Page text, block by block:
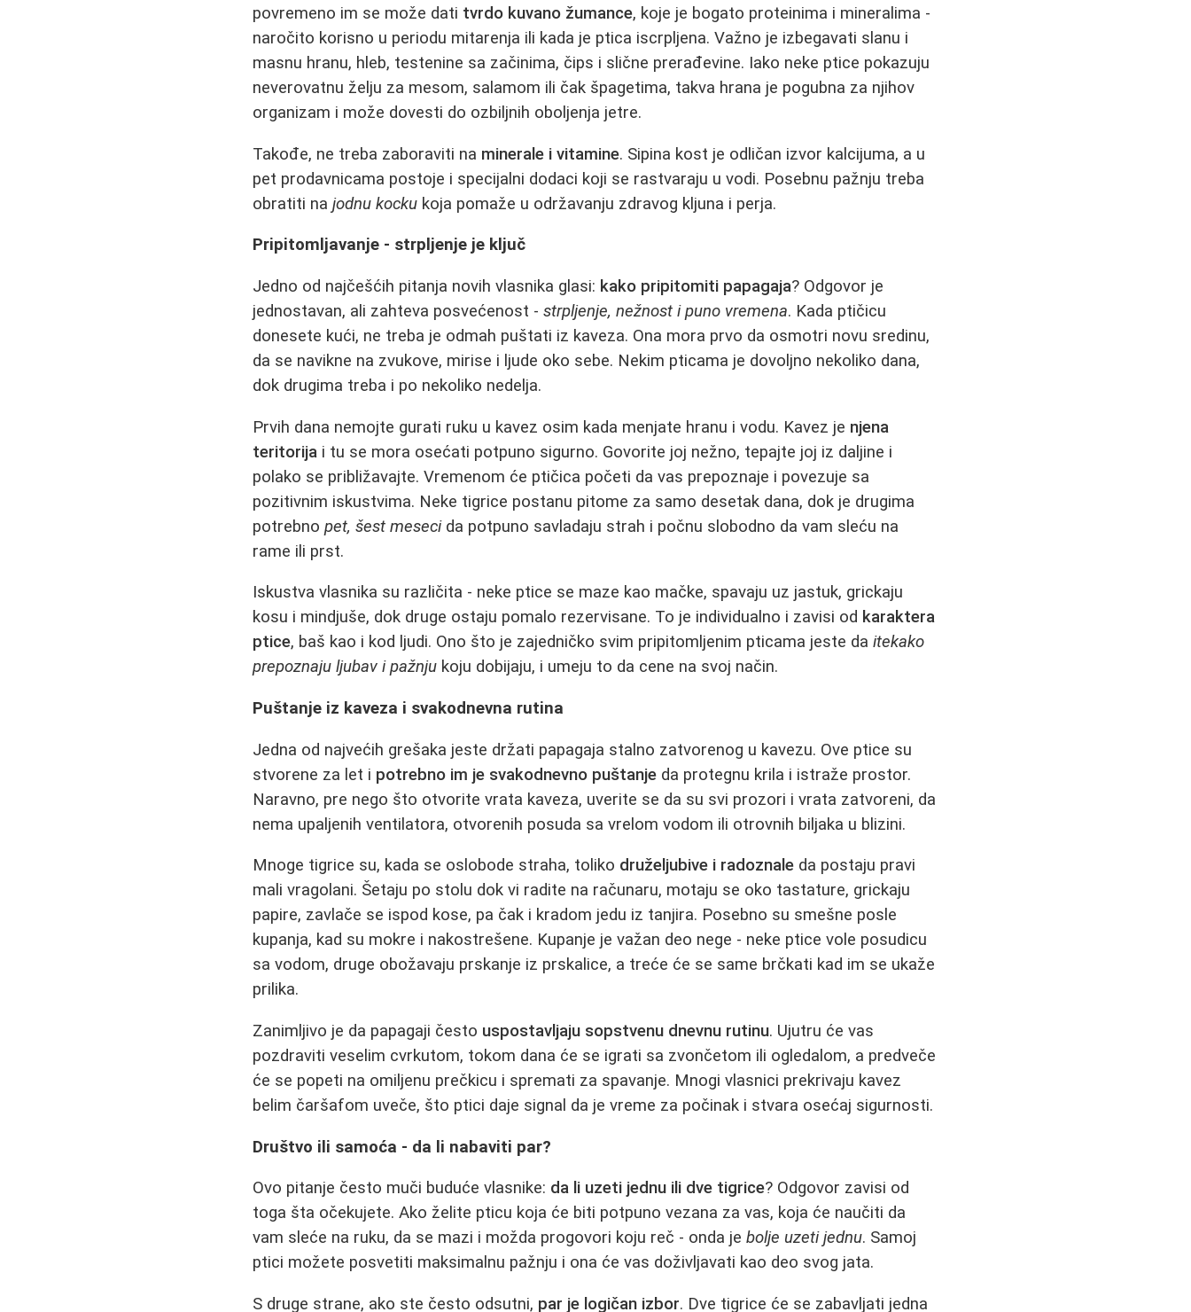
povremeno im se može dati tvrdo kuvano žumance, koje je bogato proteinima i mineralima -
naročito korisno u periodu mitarenja ili kada je ptica iscrpljena. Važno je izbegavati slanu i
masnu hranu, hleb, testenine sa začinima, čips i slične prerađevine. Iako neke ptice pokazuju
neverovatnu želju za mesom, salamom ili čak špagetima, takva hrana je pogubna za njihov
organizam i može dovesti do ozbiljnih oboljenja jetre.
Takođe, ne treba zaboraviti na minerale i vitamine. Sipina kost je odličan izvor kalcijuma, a u
pet prodavnicama postoje i specijalni dodaci koji se rastvaraju u vodi. Posebnu pažnju treba
obratiti najodnu kocku koja pomaže u održavanju zdravog kljuna i perja.
Pripitomljavanje - strpljenje je ključ
Jedno od najčešćih pitanja novih vlasnika glasi: kako pripitomiti papagaja? Odgovor je
jednostavan, ali zahteva posvećenost -strpljenje, nežnost i puno vremena. Kada ptičicu
donesete kući, ne treba je odmah puštati iz kaveza. Ona mora prvo da osmotri novu sredinu,
da se navikne na zvukove, mirise i ljude oko sebe. Nekim pticama je dovoljno nekoliko dana,
dok drugima treba i po nekoliko nedelja.
Prvih dana nemojte gurati ruku u kavez osim kada menjate hranu i vodu. Kavez je njena
teritorija i tu se mora osećati potpuno sigurno. Govorite joj nežno, tepajte joj iz daljine i
polako se približavajte. Vremenom će ptičica početi da vas prepoznaje i povezuje sa
pozitivnim iskustvima. Neke tigrice postanu pitome za samo desetak dana, dok je drugima
potrebnopet, šest mesecida potpuno savladaju strah i počnu slobodno da vam sleću na
rame ili prst.
Iskustva vlasnika su različita - neke ptice se maze kao mačke, spavaju uz jastuk, grickaju
kosu i mindjuše, dok druge ostaju pomalo rezervisane. To je individualno i zavisi od karaktera
ptice, baš kao i kod ljudi. Ono što je zajedničko svim pripitomljenim pticama jeste daitekako
prepoznaju ljubav i pažnju koju dobijaju, i umeju to da cene na svoj način.
Puštanje iz kaveza i svakodnevna rutina
Jedna od najvećih grešaka jeste držati papagaja stalno zatvorenog u kavezu. Ove ptice su
stvorene za let i potrebno im je svakodnevno puštanje da protegnu krila i istraže prostor.
Naravno, pre nego što otvorite vrata kaveza, uverite se da su svi prozori i vrata zatvoreni, da
nema upaljenih ventilatora, otvorenih posuda sa vrelom vodom ili otrovnih biljaka u blizini.
Mnoge tigrice su, kada se oslobode straha, toliko druželjubive i radoznale da postaju pravi
mali vragolani. Šetaju po stolu dok vi radite na računaru, motaju se oko tastature, grickaju
papire, zavlače se ispod kose, pa čak i kradom jedu iz tanjira. Posebno su smešne posle
kupanja, kad su mokre i nakostrešene. Kupanje je važan deo nege - neke ptice vole posudicu
sa vodom, druge obožavaju prskanje iz prskalice, a treće će se same brčkati kad im se ukaže
prilika.
Zanimljivo je da papagaji često uspostavljaju sopstvenu dnevnu rutinu. Ujutru će vas
pozdraviti veselim cvrkutom, tokom dana će se igrati sa zvončetom ili ogledalom, a predveče
će se popeti na omiljenu prečkicu i spremati za spavanje. Mnogi vlasnici prekrivaju kavez
belim čaršafom uveče, što ptici daje signal da je vreme za počinak i stvara osećaj sigurnosti.
Društvo ili samoća - da li nabaviti par?
Ovo pitanje često muči buduće vlasnike: da li uzeti jednu ili dve tigrice? Odgovor zavisi od
toga šta očekujete. Ako želite pticu koja će biti potpuno vezana za vas, koja će naučiti da
vam sleće na ruku, da se mazi i možda progovori koju reč - onda jebolje uzeti jednu. Samoj
ptici možete posvetiti maksimalnu pažnju i ona će vas doživljavati kao deo svog jata.
S druge strane, ako ste često odsutni, par je logičan izbor. Dve tigrice će se zabavljati jedna